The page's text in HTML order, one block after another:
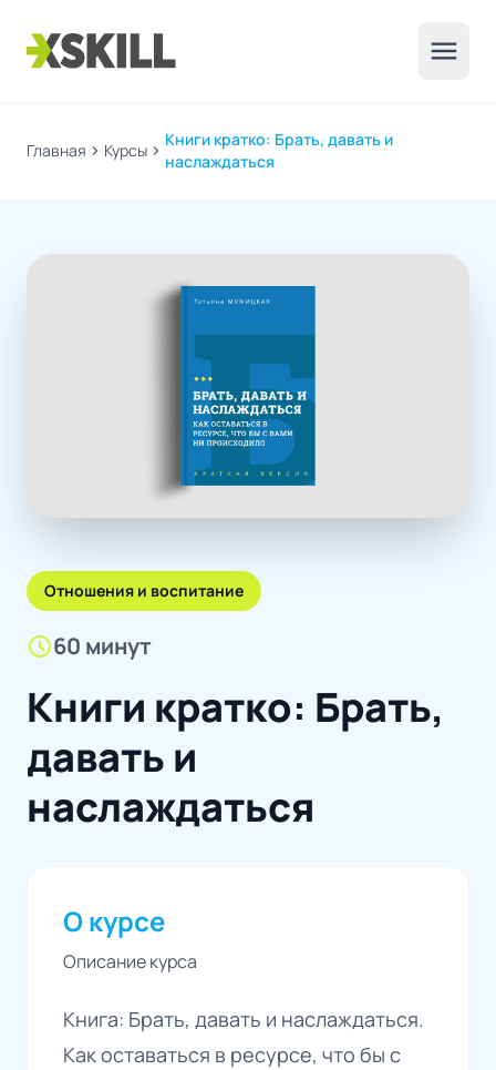
menu
Главная chevron_right Курсы chevron_right
Книги кратко: Брать, давать и
наслаждаться
Отношения и воспитание
schedule60 минут
Книги кратко: Брать,
давать и
наслаждаться
О курсе
Описание курса
Книга: Брать, давать и наслаждаться.
Как оставаться в ресурсе, что бы с